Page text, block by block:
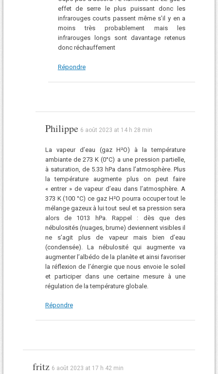
effet de serre le plus puissant donc les
infrarouges courts passent même s’il y en a
moins très probablement mais les
infrarouges longs sont davantage retenus
donc réchauffement
Répondre
Philippe 6 août 2023 at 14 h 28 min
La vapeur d’eau (gaz H²O) à la température
ambiante de 273 K (0°C) a une pression partielle,
à saturation, de 5.33 hPa dans l’atmosphère. Plus
la température augmente plus on peut faire
« entrer » de vapeur d’eau dans l’atmosphère. A
373 K (100 °C) ce gaz H²O pourra occuper tout le
mélange gazeux à lui tout seul et sa pression sera
alors de 1013 hPa. Rappel : dès que des
nébulosités (nuages, brume) deviennent visibles il
ne s’agit plus de vapeur mais bien d’eau
(condensée). La nébulosité qui augmente va
augmenter l’albédo de la planète et ainsi favoriser
la réflexion de l’énergie que nous envoie le soleil
et participer dans une certaine mesure à une
régulation de la température globale.
Répondre
fritz 6 août 2023 at 17 h 42 min